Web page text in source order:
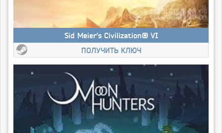
Sid Meier’s Civilization® VI
ПОЛУЧИТЬ КЛЮЧ